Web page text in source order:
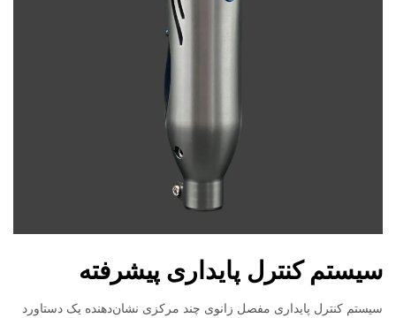
سیستم کنترل پایداری پیشرفته
سیستم کنترل پایداری مفصل زانوی چند مرکزی نشان‌دهنده یک دستاورد